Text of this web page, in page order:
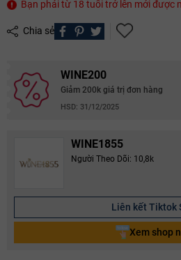
Bạn phải từ 18 tuổi trở lên mới được
Chia sẻ
WINE200
Giảm 200k giá trị đơn hàng
HSD: 31/12/2025
WINE1855
Người Theo Dõi: 10,8k
Liên kết Tiktok
Xem shop